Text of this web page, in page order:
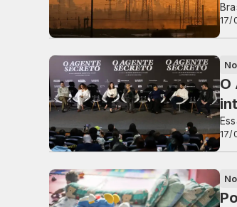
17/
17/
O